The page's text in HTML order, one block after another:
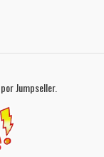
Jumpseller.